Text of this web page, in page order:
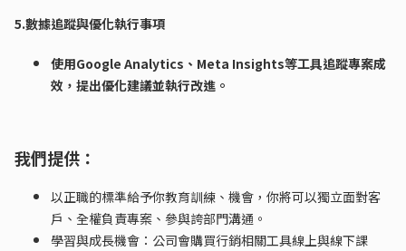
5.數據追蹤與優化執行事項
使用Google Analytics、Meta Insights等工具追蹤專案成
效，提出優化建議並執行改進。
我們提供：
以正職的標準給予你教育訓練、機會，你將可以獨立面對客
戶、全權負責專案、參與誇部門溝通。
學習與成長機會：公司會購買行銷相關工具線上與線下課